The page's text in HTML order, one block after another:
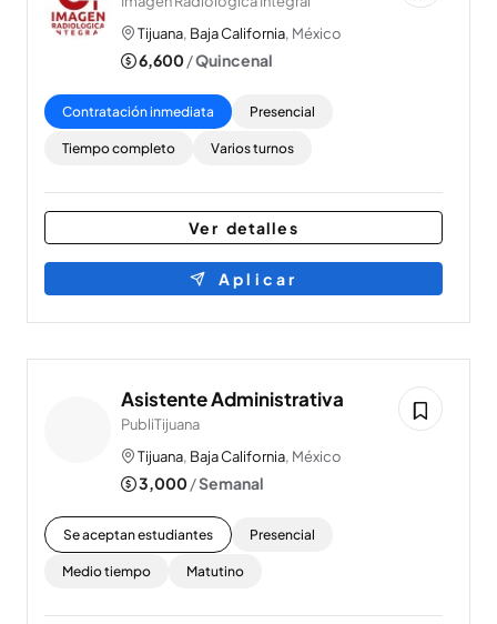
Tijuana, Baja California, México
6,600/Quincenal
Contratación inmediata Presencial
Tiempo completo Varios turnos
Ver detalles
Aplicar
Asistente Administrativa
PubliTijuana
Tijuana, Baja California, México
3,000/Semanal
Se aceptan estudiantes Presencial
Medio tiempo Matutino